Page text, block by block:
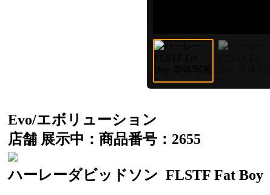
Evo/エボリューション
店舗 展示中：商品番号：2655
ハーレーダビッドソン FLSTF Fat Boy